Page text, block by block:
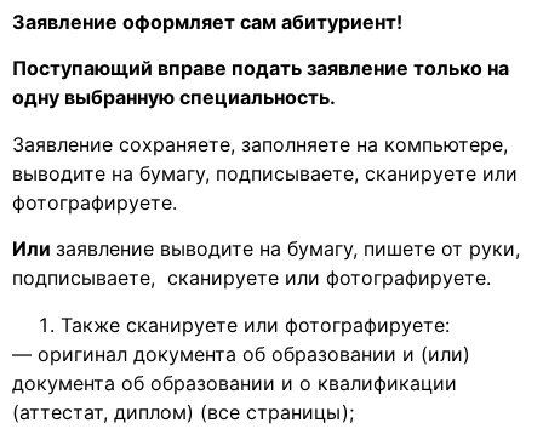
Заявление оформляет сам абитуриент!
Поступающий вправе подать заявление только на
одну выбранную специальность.
Заявление сохраняете, заполняете на компьютере,
выводите на бумагу, подписываете, сканируете или
фотографируете.
Или заявление выводите на бумагу, пишете от руки,
подписываете, сканируете или фотографируете.
Также сканируете или фотографируете:
— оригинал документа об образовании и (или)
документа об образовании и о квалификации
(аттестат, диплом) (все страницы);